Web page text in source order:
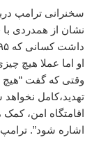
سخنرانی ترامپ
نشان از همدردی با
او اما عملا هیچ
وقتی که گفت “هیچ
تهدید،‌کامل
اقامتگاه امن،
اشاره شود”.